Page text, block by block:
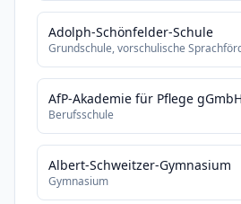
Adolph-Schönfelder-Schule
Grundschule, vorschulische
AfP-Akademie für Pflege gGmbH
Berufsschule
Albert-Schweitzer-Gymnasium
Gymnasium